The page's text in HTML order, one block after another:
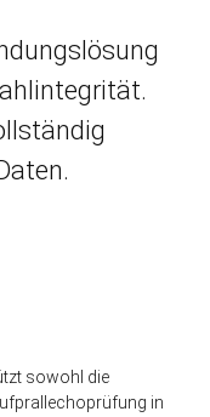
sowohl die
in